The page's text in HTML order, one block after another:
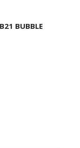
BUBBLE